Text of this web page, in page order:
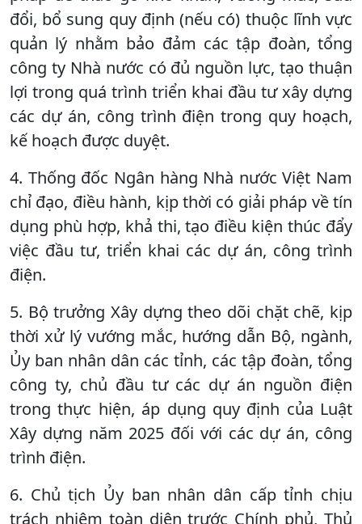
đổi, bổ sung quy định (nếu có) thuộc lĩnh vực
quản lý nhằm bảo đảm các tập đoàn, tổng
công ty Nhà nước có đủ nguồn lực, tạo thuận
lợi trong quá trình triển khai đầu tư xây dựng
các dự án, công trình điện trong quy hoạch,
kế hoạch được duyệt.
4. Thống đốc Ngân hàng Nhà nước Việt Nam
chỉ đạo, điều hành, kịp thời có giải pháp về tín
dụng phù hợp, khả thi, tạo điều kiện thúc đẩy
việc đầu tư, triển khai các dự án, công trình
điện.
5. Bộ trưởng Xây dựng theo dõi chặt chẽ, kịp
thời xử lý vướng mắc, hướng dẫn Bộ, ngành,
Ủy ban nhân dân các tỉnh, các tập đoàn, tổng
công ty, chủ đầu tư các dự án nguồn điện
trong thực hiện, áp dụng quy định của Luật
Xây dựng năm 2025 đối với các dự án, công
trình điện.
6. Chủ tịch Ủy ban nhân dân cấp tỉnh chịu
trách nhiệm toàn diện trước Chính phủ, Thủ